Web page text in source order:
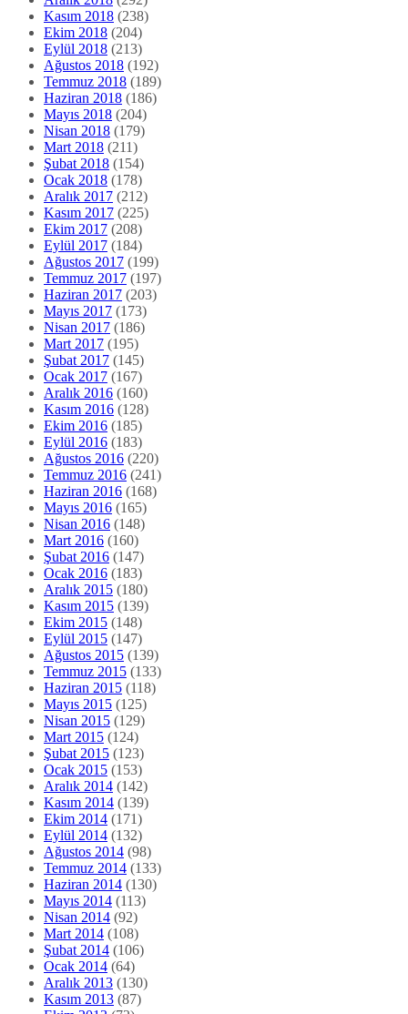
Kasım 2018 (238)
Ekim 2018 (204)
Eylül 2018 (213)
Ağustos 2018 (192)
Temmuz 2018 (189)
Haziran 2018 (186)
Mayıs 2018 (204)
Nisan 2018 (179)
Mart 2018 (211)
Şubat 2018 (154)
Ocak 2018 (178)
Aralık 2017 (212)
Kasım 2017 (225)
Ekim 2017 (208)
Eylül 2017 (184)
Ağustos 2017 (199)
Temmuz 2017 (197)
Haziran 2017 (203)
Mayıs 2017 (173)
Nisan 2017 (186)
Mart 2017 (195)
Şubat 2017 (145)
Ocak 2017 (167)
Aralık 2016 (160)
Kasım 2016 (128)
Ekim 2016 (185)
Eylül 2016 (183)
Ağustos 2016 (220)
Temmuz 2016 (241)
Haziran 2016 (168)
Mayıs 2016 (165)
Nisan 2016 (148)
Mart 2016 (160)
Şubat 2016 (147)
Ocak 2016 (183)
Aralık 2015 (180)
Kasım 2015 (139)
Ekim 2015 (148)
Eylül 2015 (147)
Ağustos 2015 (139)
Temmuz 2015 (133)
Haziran 2015 (118)
Mayıs 2015 (125)
Nisan 2015 (129)
Mart 2015 (124)
Şubat 2015 (123)
Ocak 2015 (153)
Aralık 2014 (142)
Kasım 2014 (139)
Ekim 2014 (171)
Eylül 2014 (132)
Ağustos 2014 (98)
Temmuz 2014 (133)
Haziran 2014 (130)
Mayıs 2014 (113)
Nisan 2014 (92)
Mart 2014 (108)
Şubat 2014 (106)
Ocak 2014 (64)
Aralık 2013 (130)
Kasım 2013 (87)